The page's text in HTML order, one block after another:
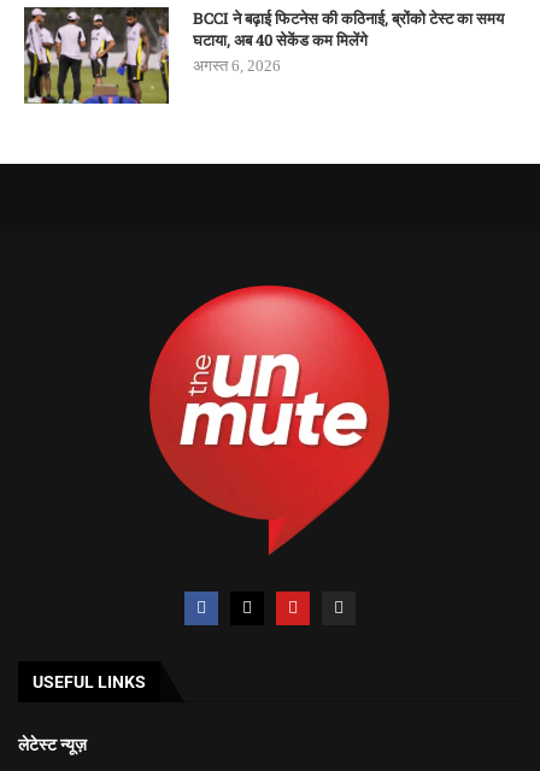
BCCI ने बढ़ाई फिटनेस की कठिनाई, ब्रोंको टेस्ट का समय
घटाया, अब 40 सेकेंड कम मिलेंगे
अगस्त 6, 2026
USEFUL LINKS
लेटेस्ट न्यूज़